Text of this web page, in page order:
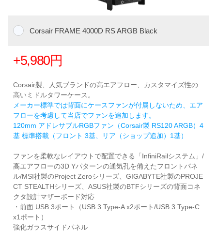
Corsair FRAME 4000D RS ARGB Black
+5,980円
Corsair製、人気ブランドの高エアフロー、カスタマイズ性の
高いミドルタワーケース。
メーカー標準では背面にケースファンが付属しないため、エア
フローを考慮して当店でファンを追加します。
120mm アドレサブルRGBファン（Corsair製 RS120 ARGB）4
基 標準搭載（フロント 3基、リア（ショップ追加）1基）
ファンを柔軟なレイアウトで配置できる「InfiniRailシステム」/
高エアフローの3D Yパターンの通気孔を備えたフロントパネ
ル/MSI社製のProject Zeroシリーズ、GIGABYTE社製のPROJE
CT STEALTHシリーズ、ASUS社製のBTFシリーズの背面コネ
クタ設計マザーボード対応
・前面 USB 3ポート（USB 3 Type-A x2ポート/USB 3 Type-C
x1ポート）
強化ガラスサイドパネル